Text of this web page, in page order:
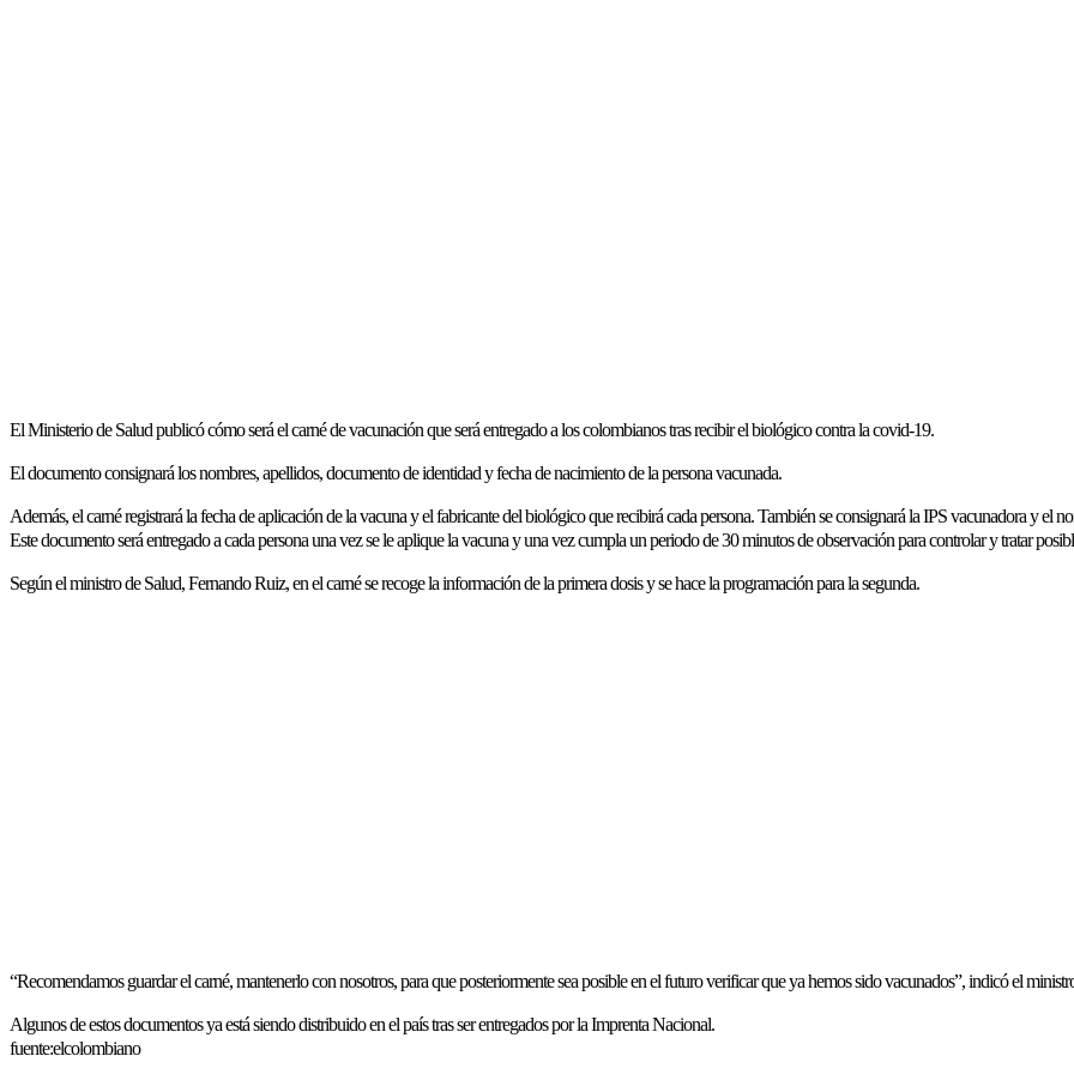
El Ministerio de Salud publicó cómo será el carné de vacunación que será entregado a los colombianos tras recibir el biológico contra la covid-19.
El documento consignará los nombres, apellidos, documento de identidad y fecha de nacimiento de la persona vacunada.
Además, el carné registrará la fecha de aplicación de la vacuna y el fabricante del biológico que recibirá cada persona. También se consignará la IPS vacunadora y el
Este documento será entregado a cada persona una vez se le aplique la vacuna y una vez cumpla un periodo de 30 minutos de observación para controlar y tratar
Según el ministro de Salud, Fernando Ruiz, en el carné se recoge la información de la primera dosis y se hace la programación para la segunda.
“Recomendamos guardar el carné, mantenerlo con nosotros, para que posteriormente sea posible en el futuro verificar que ya hemos sido vacunados”, indicó el
Algunos de estos documentos ya está siendo distribuido en el país tras ser entregados por la Imprenta Nacional.
fuente:elcolombiano